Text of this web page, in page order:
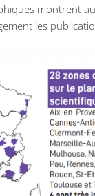
montrent
les